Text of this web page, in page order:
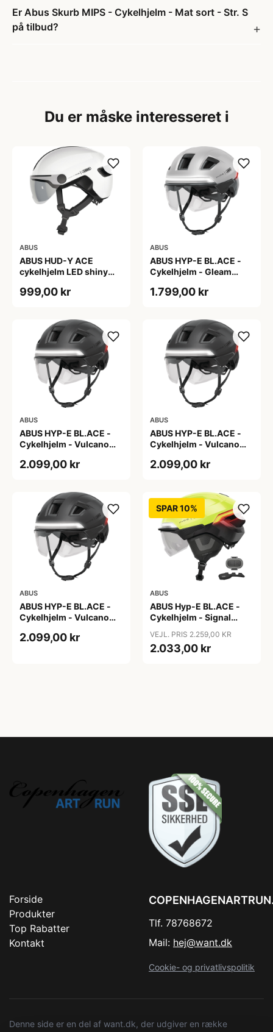
Er Abus Skurb MIPS - Cykelhjelm - Mat sort - Str. S
på tilbud?
Du er måske interesseret i
ABUS
ABUS HUD-Y ACE
cykelhjelm LED shiny
999,00 kr
ABUS
ABUS HYP-E BL.ACE -
Cykelhjelm - Gleam
1.799,00 kr
ABUS
ABUS HYP-E BL.ACE -
Cykelhjelm - Vulcano
2.099,00 kr
ABUS
ABUS HYP-E BL.ACE -
Cykelhjelm - Vulcano
2.099,00 kr
ABUS
ABUS HYP-E BL.ACE -
Cykelhjelm - Vulcano
2.099,00 kr
SPAR 10%
ABUS
ABUS Hyp-E BL.ACE -
Cykelhjelm - Signal
VEJL. PRIS 2.259,00 KR
2.033,00 kr
Forside
Produkter
Top Rabatter
Kontakt
Tlf. 78768672
Mail: hej@want.dk
Cookie- og privatlivspolitik
Denne side er en del af want.dk, der udgiver en række